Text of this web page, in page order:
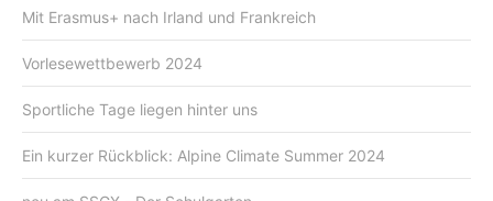
Mit Erasmus+ nach Irland und Frankreich
Vorlesewettbewerb 2024
Sportliche Tage liegen hinter uns
Ein kurzer Rückblick: Alpine Climate Summer 2024